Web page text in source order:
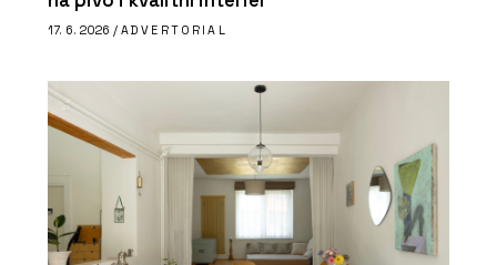
17. 6. 2026 / ADVERTORIAL